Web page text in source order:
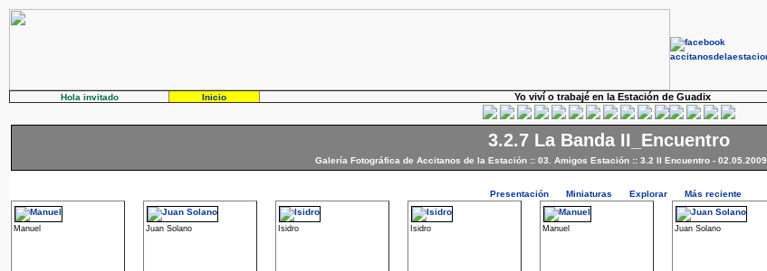
Hola invitado Inicio Yo viví o trabajé en la Estación de Guadix
3.2.7 La Banda II_Encuentro
Galería Fotográfica de Accitanos de la Estación:: 03. Amigos Estación:: 3.2 II Encuentro - 02.05.2009
Presentación Miniaturas Explorar Más reciente
Manuel Juan Solano Isidro Isidro Manuel Juan Solano